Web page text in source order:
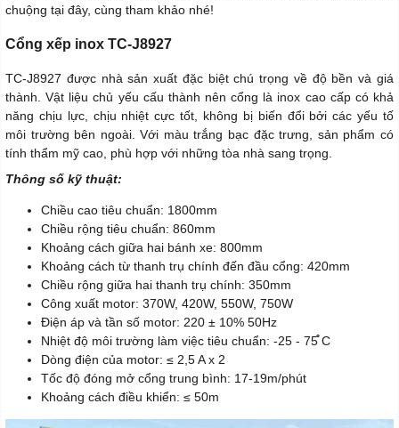
chuộng tại đây, cùng tham khảo nhé!
Cổng xếp inox TC-J8927
TC-J8927 được nhà sản xuất đặc biệt chú trọng về độ bền và giá
thành. Vật liệu chủ yếu cấu thành nên cổng là inox cao cấp có khả
năng chịu lực, chịu nhiệt cực tốt, không bị biến đổi bởi các yếu tố
môi trường bên ngoài. Với màu trắng bạc đặc trưng, sản phẩm có
tính thẩm mỹ cao, phù hợp với những tòa nhà sang trọng.
Thông số kỹ thuật:
Chiều cao tiêu chuẩn: 1800mm
Chiều rộng tiêu chuẩn: 860mm
Khoảng cách giữa hai bánh xe: 800mm
Khoảng cách từ thanh trụ chính đến đầu cổng: 420mm
Chiều rộng giữa hai thanh trụ chính: 350mm
Công xuất motor: 370W, 420W, 550W, 750W
Điện áp và tần số motor: 220 ± 10% 50Hz
Nhiệt độ môi trường làm việc tiêu chuẩn: -25 - 75̊̊ C
Dòng điện của motor: ≤ 2,5 A x 2
Tốc độ đóng mở cổng trung bình: 17-19m/phút
Khoảng cách điều khiển: ≤ 50m